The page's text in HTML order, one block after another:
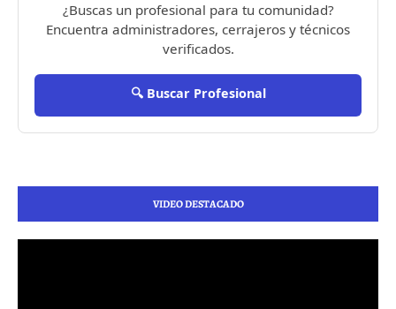
¿Buscas un profesional para tu comunidad?
Encuentra administradores, cerrajeros y técnicos
verificados.
🔍 Buscar Profesional
VIDEO DESTACADO